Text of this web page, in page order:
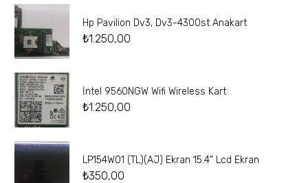
Hp Pavilion Dv3, Dv3-4300st Anakart
₺1.250,00
İntel 9560NGW Wifi Wireless Kart
₺1.250,00
LP154W01 (TL)(AJ) Ekran 15.4” Lcd Ekran
₺350,00